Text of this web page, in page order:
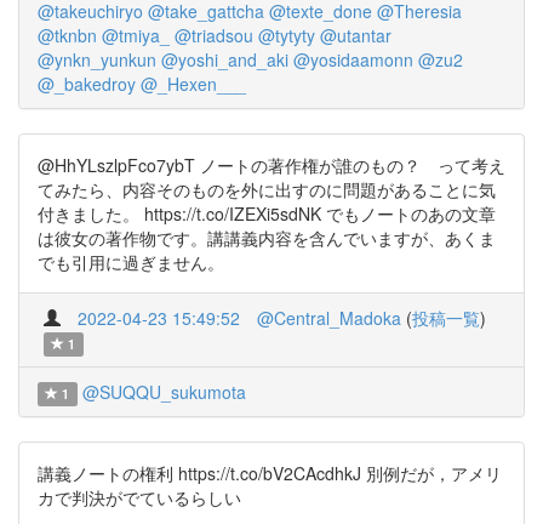
@takeuchiryo @take_gattcha @texte_done @Theresia
@tknbn @tmiya_ @triadsou @tytyty @utantar
@ynkn_yunkun @yoshi_and_aki @yosidaamonn @zu2
@_bakedroy @_Hexen___
@HhYLszlpFco7ybT ノートの著作権が誰のもの？ って考え
てみたら、内容そのものを外に出すのに問題があることに気
付きました。 https://t.co/IZEXi5sdNK でもノートのあの文章
は彼女の著作物です。講講義内容を含んでいますが、あくま
でも引用に過ぎません。
2022-04-23 15:49:52 @Central_Madoka (投稿一覧)
1
1 @SUQQU_sukumota
講義ノートの権利 https://t.co/bV2CAcdhkJ 別例だが，アメリ
カで判決がでているらしい